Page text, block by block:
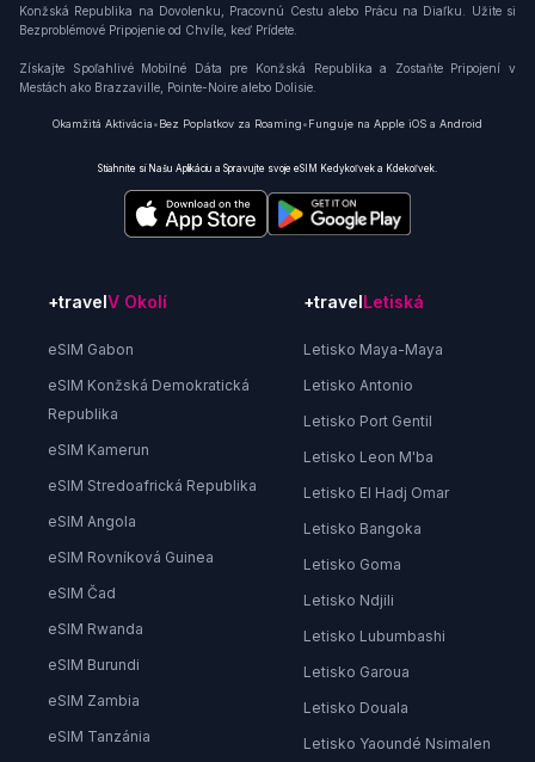
Konžská Republika na Dovolenku, Pracovnú Cestu alebo Prácu na Diaľku. Užite si
Bezproblémové Pripojenie od Chvíle, keď Prídete.
Získajte Spoľahlivé Mobilné Dáta pre Konžská Republika a Zostaňte Pripojení v
Mestách ako Brazzaville, Pointe-Noire alebo Dolisie.
Okamžitá Aktivácia•Bez Poplatkov za Roaming•Funguje na Apple iOS a Android
Stiahnite si Našu Aplikáciu a Spravujte svoje eSIM Kedykoľvek a Kdekoľvek.
+travelV Okolí
eSIM Gabon
eSIM Konžská Demokratická
Republika
eSIM Kamerun
eSIM Stredoafrická Republika
eSIM Angola
eSIM Rovníková Guinea
eSIM Čad
eSIM Rwanda
eSIM Burundi
eSIM Zambia
eSIM Tanzánia
+travelLetiská
Letisko Maya-Maya
Letisko Antonio
Letisko Port Gentil
Letisko Leon M'ba
Letisko El Hadj Omar
Letisko Bangoka
Letisko Goma
Letisko Ndjili
Letisko Lubumbashi
Letisko Garoua
Letisko Douala
Letisko Yaoundé Nsimalen